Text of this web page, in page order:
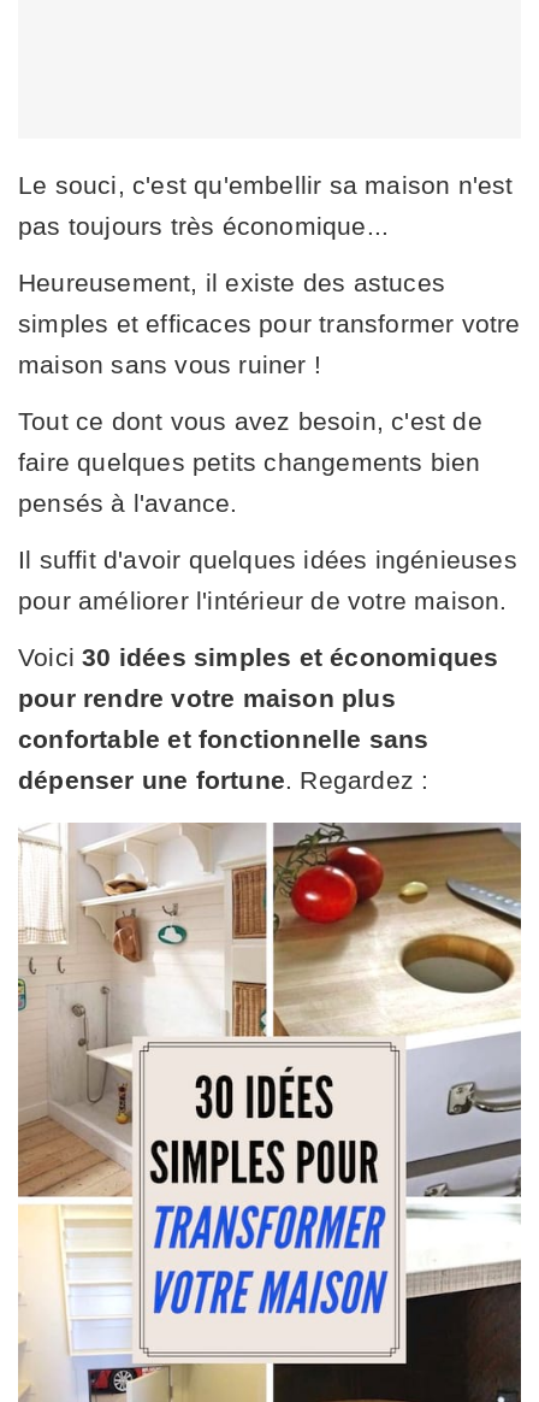
Le souci, c'est qu'embellir sa maison n'est
pas toujours très économique...
Heureusement, il existe des astuces
simples et efficaces pour transformer votre
maison sans vous ruiner !
Tout ce dont vous avez besoin, c'est de
faire quelques petits changements bien
pensés à l'avance.
Il suffit d'avoir quelques idées ingénieuses
pour améliorer l'intérieur de votre maison.
Voici30 idées simples et économiques
pour rendre votre maison plus
confortable et fonctionnelle sans
dépenser une fortune . Regardez :